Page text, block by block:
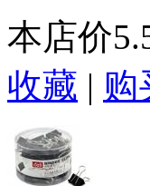
本店价
收藏 | 购